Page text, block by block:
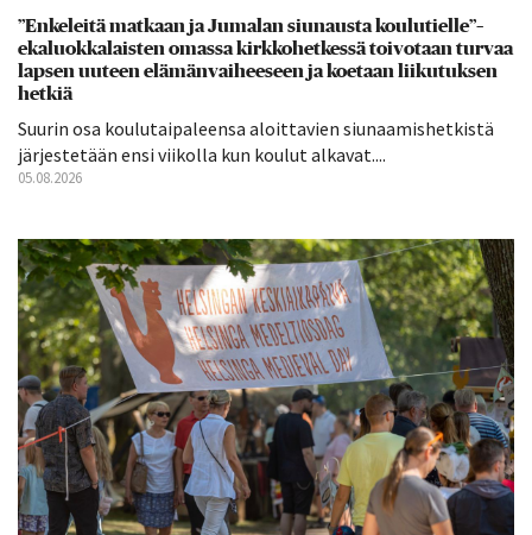
”Enkeleitä matkaan ja Jumalan siunausta koulutielle”–
ekaluokkalaisten omassa kirkkohetkessä toivotaan turvaa
lapsen uuteen elämänvaiheeseen ja koetaan liikutuksen
hetkiä
Suurin osa koulutaipaleensa aloittavien siunaamishetkistä
järjestetään ensi viikolla kun koulut alkavat....
05.08.2026